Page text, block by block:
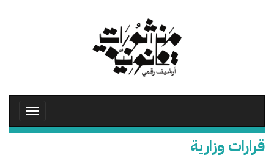
Toggle
قرارات وزارية